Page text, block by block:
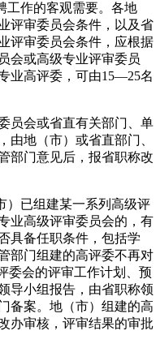
工作的客观需要。各地
评审委员会条件，以及省
评审委员会条件，应根据
会或高级专业评审委员
业高评委，可由15—25名
员会或省直有关部门、单
由地（市）或省直部门、
部门意见后，报省职称改
）已组建某一系列高级评
业高级评审委员会的，有
具备任职条件，包括学
部门组建的高评委不再对
委会的评审工作计划、预
导小组报告，由省职称领
备案。地（市）组建的高
办审核，评审结果的审批